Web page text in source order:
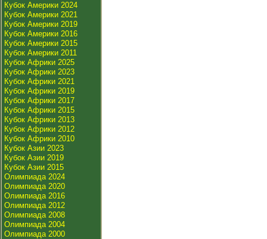
Кубок Америки 2024
Кубок Америки 2021
Кубок Америки 2019
Кубок Америки 2016
Кубок Америки 2015
Кубок Америки 2011
Кубок Африки 2025
Кубок Африки 2023
Кубок Африки 2021
Кубок Африки 2019
Кубок Африки 2017
Кубок Африки 2015
Кубок Африки 2013
Кубок Африки 2012
Кубок Африки 2010
Кубок Азии 2023
Кубок Азии 2019
Кубок Азии 2015
Олимпиада 2024
Олимпиада 2020
Олимпиада 2016
Олимпиада 2012
Олимпиада 2008
Олимпиада 2004
Олимпиада 2000